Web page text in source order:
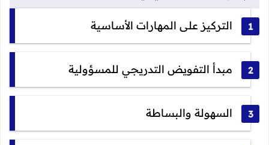
التركيز على المهارات الأساسية
مبدأ التفويض التدريجي للمسؤولية
السهولة والبساطة